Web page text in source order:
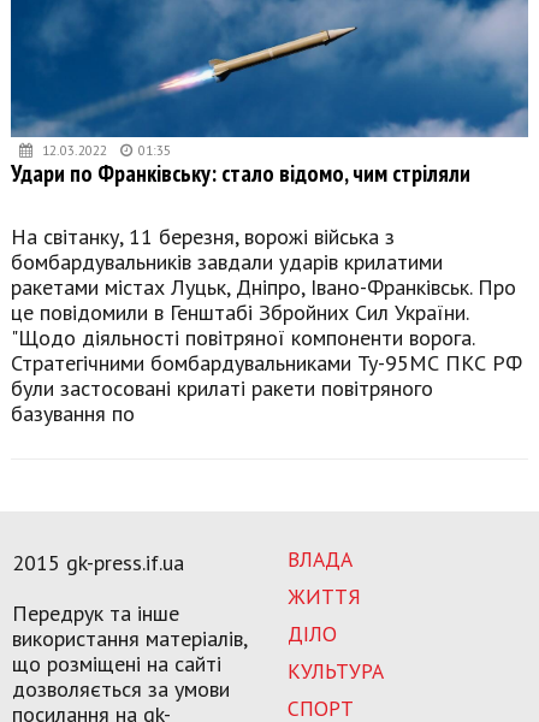
12.03.2022 01:35
Удари по Франківську: стало відомо, чим стріляли
На світанку, 11 березня, ворожі війська з
бомбардувальників завдали ударів крилатими
ракетами містах Луцьк, Дніпро, Івано-Франківськ. Про
це повідомили в Генштабі Збройних Сил України.
"Щодо діяльності повітряної компоненти ворога.
Стратегічними бомбардувальниками Ту-95МС ПКС РФ
були застосовані крилаті ракети повітряного
базування по
ВЛАДА
ЖИТТЯ
ДІЛО
КУЛЬТУРА
СПОРТ
2015 gk-press.if.ua
Передрук та інше
використання матеріалів,
що розміщені на сайті
дозволяється за умови
посилання на gk-